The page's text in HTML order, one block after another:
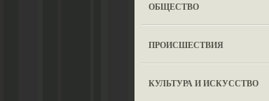
ОБЩЕСТВО
ПРОИСШЕСТВИЯ
КУЛЬТУРА И ИСКУССТВО